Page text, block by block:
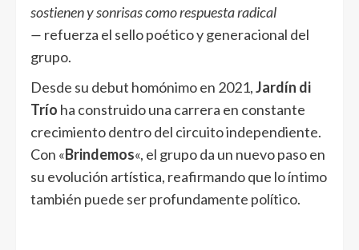
sostienen y sonrisas como respuesta radical
— refuerza el sello poético y generacional del
grupo.
Desde su debut homónimo en 2021,Jardín di
Trío ha construido una carrera en constante
crecimiento dentro del circuito independiente.
Con «Brindemos«, el grupo da un nuevo paso en
su evolución artística, reafirmando que lo íntimo
también puede ser profundamente político.